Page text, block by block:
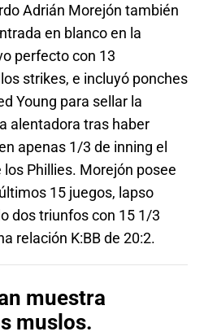
Adrián Morejón también
en blanco en la
perfecto con 13
strikes, e incluyó ponches
Young para sellar la
alentadora tras haber
apenas 1/3 de inning el
Phillies. Morejón posee
15 juegos, lapso
dos triunfos con 15 1/3
relación K:BB de 20:2.
muestra
muslos.